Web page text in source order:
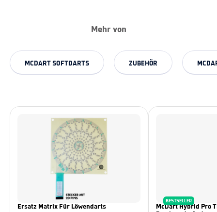
Mehr von
MCDART SOFTDARTS ZUBEHÖR
Ersatz Matrix Für Löwendarts
BESTSELLER
McDart Hybrid Pro